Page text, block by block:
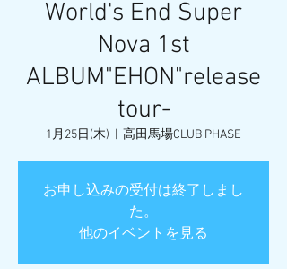
World's End Super
Nova 1st
ALBUM"EHON"release
tour-
1月25日(木) 高田馬場CLUB PHASE
お申し込みの受付は終了しまし
た。
他のイベントを見る